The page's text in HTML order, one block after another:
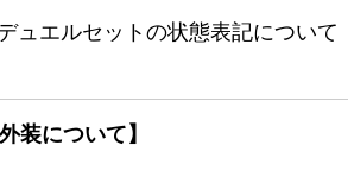
ュエルセットの状態表記について
装について】